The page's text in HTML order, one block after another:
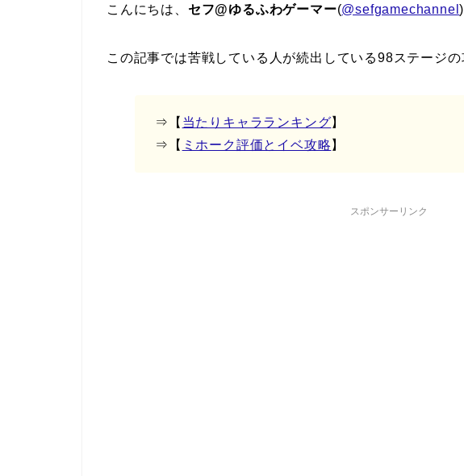
こんにちは、 セフ@ゆるふわゲーマー(@sefgamechannel
この記事では苦戦している人が続出している98ステージの
⇒【 当たりキャラランキング】
⇒【 ミホーク評価とイベ攻略 】
スポンサーリンク